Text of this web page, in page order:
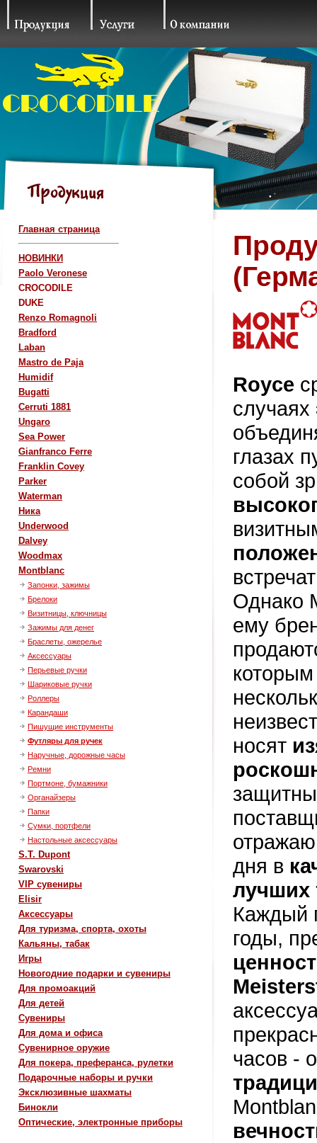
Главная страница
НОВИНКИ
Paolo Veronese
CROCODILE
DUKE
Renzo Romagnoli
Bradford
Laban
Mastro de Paja
Humidif
Bugatti
Cerruti 1881
Ungaro
Sea Power
Gianfranco Ferre
Franklin Covey
Parker
Waterman
Ника
Underwood
Dalvey
Woodmax
Montblanc
Запонки, зажимы
Брелоки
Визитницы, ключницы
Зажимы для денег
Браслеты, ожерелье
Аксессуары
Перьевые ручки
Шариковые ручки
Роллеры
Карандаши
Пишущие инструменты
Футляры для ручек
Наручные, дорожные часы
Ремни
Портмоне, бумажники
Органайзеры
Папки
Сумки, портфели
Настольные аксессуары
S.T. Dupont
Swarovski
VIP сувениры
Elisir
Аксессуары
Для туризма, спорта, охоты
Кальяны, табак
Игры
Новогодние подарки и сувениры
Для промоакций
Для детей
Сувениры
Для дома и офиса
Сувенирное оружие
Для покера, преферанса, рулетки
Подарочные наборы и ручки
Эксклюзивные шахматы
Бинокли
Оптические, электронные приборы
Royce
случаях
глазах
собой
Однако
ему
носят
дня в
лучших
Каждый
годы,
часов -